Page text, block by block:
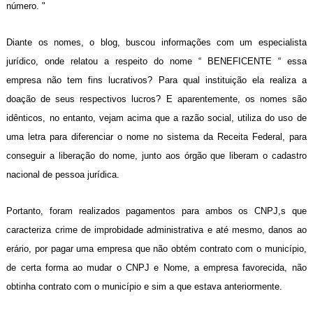
número. "
Diante os nomes, o blog, buscou informações com um especialista
jurídico, onde relatou a respeito do nome “ BENEFICENTE “ essa
empresa não tem fins lucrativos? Para qual instituição ela realiza a
doação de seus respectivos lucros? E aparentemente, os nomes são
idênticos, no entanto, vejam acima que a razão social, utiliza do uso de
uma letra para diferenciar o nome no sistema da Receita Federal, para
conseguir a liberação do nome, junto aos órgão que liberam o cadastro
nacional de pessoa jurídica.
Portanto, foram realizados pagamentos para ambos os CNPJ,s que
caracteriza crime de improbidade administrativa e até mesmo, danos ao
erário, por pagar uma empresa que não obtém contrato com o município,
de certa forma ao mudar o CNPJ e Nome, a empresa favorecida, não
obtinha contrato com o município e sim a que estava anteriormente.